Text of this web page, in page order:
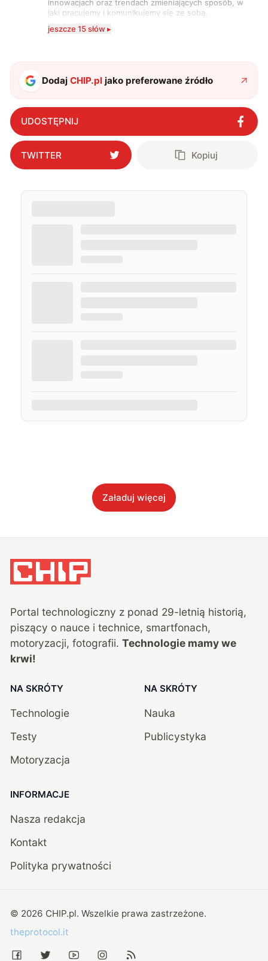
innowacjach oraz trendach zmieniających sposób, w
jaki pracujemy i komunikujemy się ze sobą.
technologii a współczesną popkulturą. W wolnych
jeszcze 15 słów ▸
DodajCHIP.pl jako preferowane źródło
UDOSTĘPNIJ
TWITTER Kopiuj
Załaduj więcej
Portal technologiczny z ponad 29-letnią historią,
piszący o nauce i technice, smartfonach,
motoryzacji, fotografii. Technologie mamy we
krwi!
NA SKRÓTY
Technologie
Testy
Motoryzacja
NA SKRÓTY
Nauka
Publicystyka
INFORMACJE
Nasza redakcja
Kontakt
Polityka prywatności
© 2026 CHIP.pl. Wszelkie prawa zastrzeżone.
theprotocol.it